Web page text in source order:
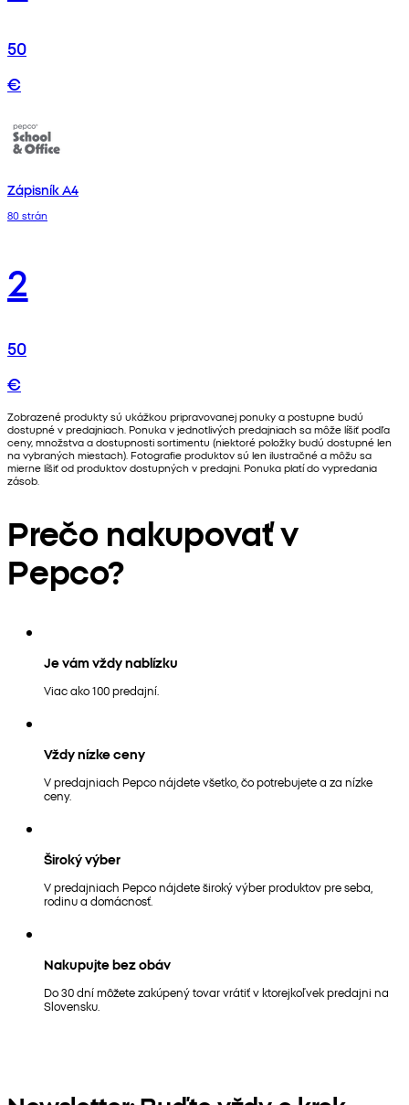
50
€
Zápisník A4
80 strán
2
50
€
Zobrazené produkty sú ukážkou pripravovanej ponuky a postupne budú
dostupné v predajniach. Ponuka v jednotlivých predajniach sa môže líšiť podľa
ceny, množstva a dostupnosti sortimentu (niektoré položky budú dostupné len
na vybraných miestach). Fotografie produktov sú len ilustračné a môžu sa
mierne líšiť od produktov dostupných v predajni. Ponuka platí do vypredania
zásob.
Prečo nakupovať v
Pepco?
Je vám vždy nablízku
Viac ako 100 predajní.
Vždy nízke ceny
V predajniach Pepco nájdete všetko, čo potrebujete a za nízke
ceny.
Široký výber
V predajniach Pepco nájdete široký výber produktov pre seba,
rodinu a domácnosť.
Nakupujte bez obáv
Do 30 dní môžete zakúpený tovar vrátiť v ktorejkoľvek predajni na
Slovensku.